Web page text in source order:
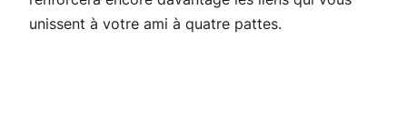
unissent à votre ami à quatre pattes.